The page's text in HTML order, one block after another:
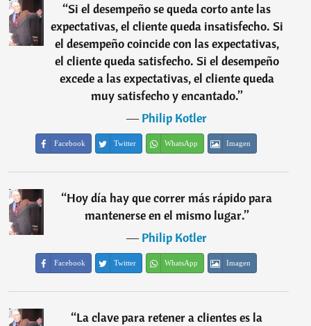
“Si el desempeño se queda corto ante las
expectativas, el cliente queda insatisfecho. Si
el desempeño coincide con las expectativas,
el cliente queda satisfecho. Si el desempeño
excede a las expectativas, el cliente queda
muy satisfecho y encantado.”
―Philip Kotler
Facebook Twitter WhatsApp Imagen
“Hoy día hay que correr más rápido para
mantenerse en el mismo lugar.”
―Philip Kotler
Facebook Twitter WhatsApp Imagen
“La clave para retener a clientes es la